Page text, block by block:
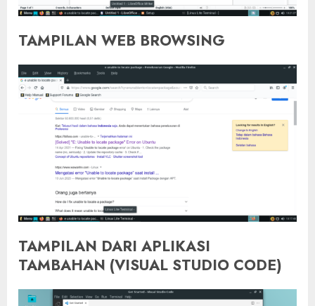
TAMPILAN WEB BROWSING
TAMPILAN DARI APLIKASI
TAMBAHAN (VISUAL STUDIO CODE)